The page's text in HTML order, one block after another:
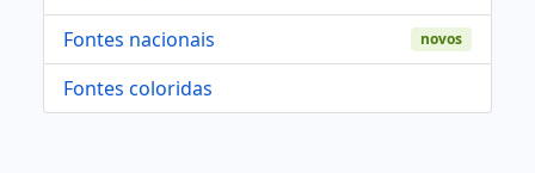
Fontes nacionais
novos
Fontes coloridas